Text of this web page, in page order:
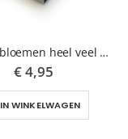
Eetbare bloemen heel veel sterkte
€ 4,95
IN WINKELWAGEN